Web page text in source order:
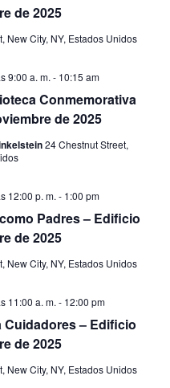
u
d
a
v
e
g
a
de 2025
New City, NY, Estados Unidos
Conmemorativa
de 2025
9:00 a. m.- 10:15 am
24 Chestnut Street,
Padres – Edificio
de 2025
12:00 p. m.- 1:00 pm
New City, NY, Estados Unidos
– Edificio
de 2025
11:00 a. m.- 12:00 pm
New City, NY, Estados Unidos